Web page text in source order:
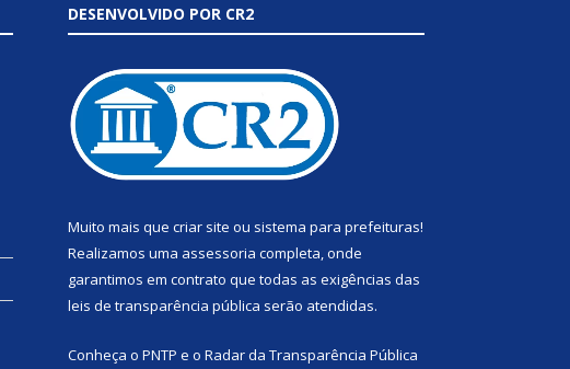
DESENVOLVIDO POR CR2
Muito mais que criar site ou sistema para prefeituras!
Realizamos uma assessoria completa, onde
garantimos em contrato que todas as exigências das
leis de transparência pública serão atendidas.
Conheça o PNTP e o Radar da Transparência Pública